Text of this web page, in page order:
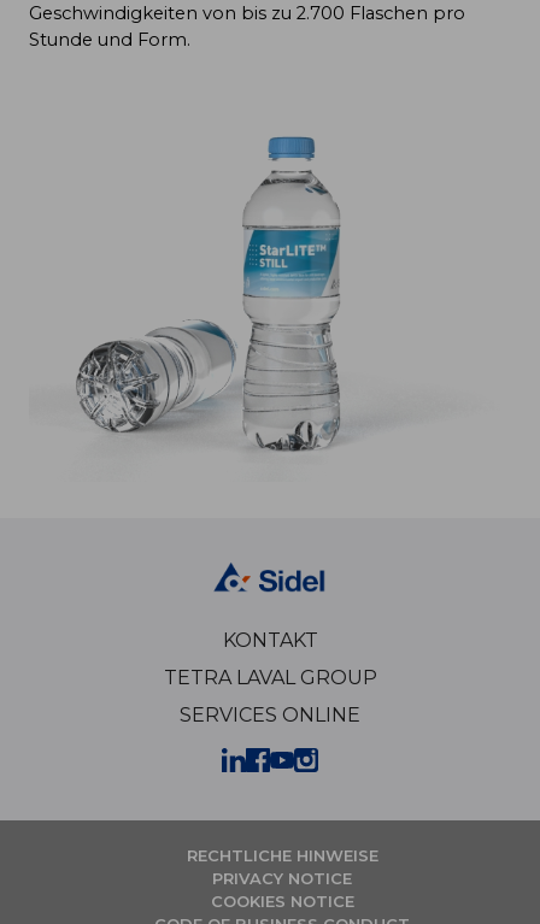
Geschwindigkeiten von bis zu 2.700 Flaschen pro
Stunde und Form.
KONTAKT
TETRA LAVAL GROUP
SERVICES ONLINE
RECHTLICHE HINWEISE
PRIVACY NOTICE
COOKIES NOTICE